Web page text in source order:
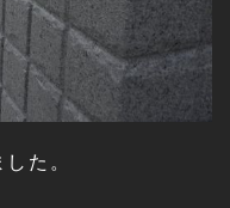
た。